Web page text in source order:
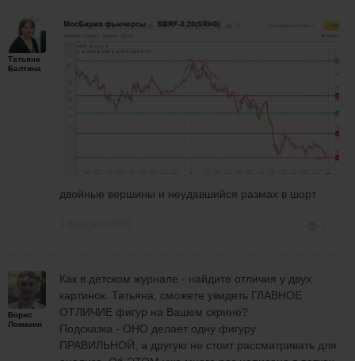
Татьяна
Балтина
двойные вершины и неудавшийся размах в шорт
Борис
Ломакин
Как в детском журнале - найдите отличия у двух
картинок. Татьяна, сможете увидеть ГЛАВНОЕ
ОТЛИЧИЕ фигур на Вашем скрине?
Подсказка - ОНО делает одну фигуру
ПРАВИЛЬНОЙ, а другую не стоит рассматривать для